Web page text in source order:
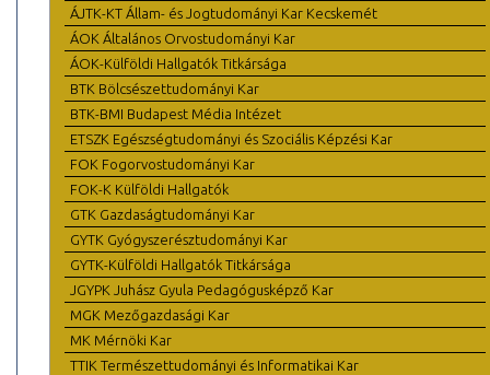
ÁJTK-KT Állam- és Jogtudományi Kar Kecskemét
ÁOK Általános Orvostudományi Kar
ÁOK-Külföldi Hallgatók Titkársága
BTK Bölcsészettudományi Kar
BTK-BMI Budapest Média Intézet
ETSZK Egészségtudományi és Szociális Képzési Kar
FOK Fogorvostudományi Kar
FOK-K Külföldi Hallgatók
GTK Gazdaságtudományi Kar
GYTK Gyógyszerésztudományi Kar
GYTK-Külföldi Hallgatók Titkársága
JGYPK Juhász Gyula Pedagógusképző Kar
MGK Mezőgazdasági Kar
MK Mérnöki Kar
TTIK Természettudományi és Informatikai Kar